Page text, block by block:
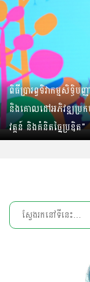
មូលដ្ឋានទិន្នន័យប្រកា
Patent Design